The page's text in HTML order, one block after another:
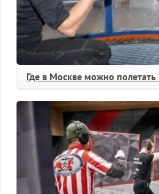
Где в Москве можно полетать